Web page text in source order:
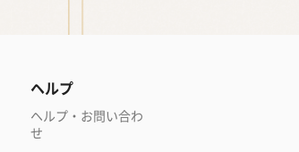
ヘルプ
ヘルプ・お問い合わ
せ